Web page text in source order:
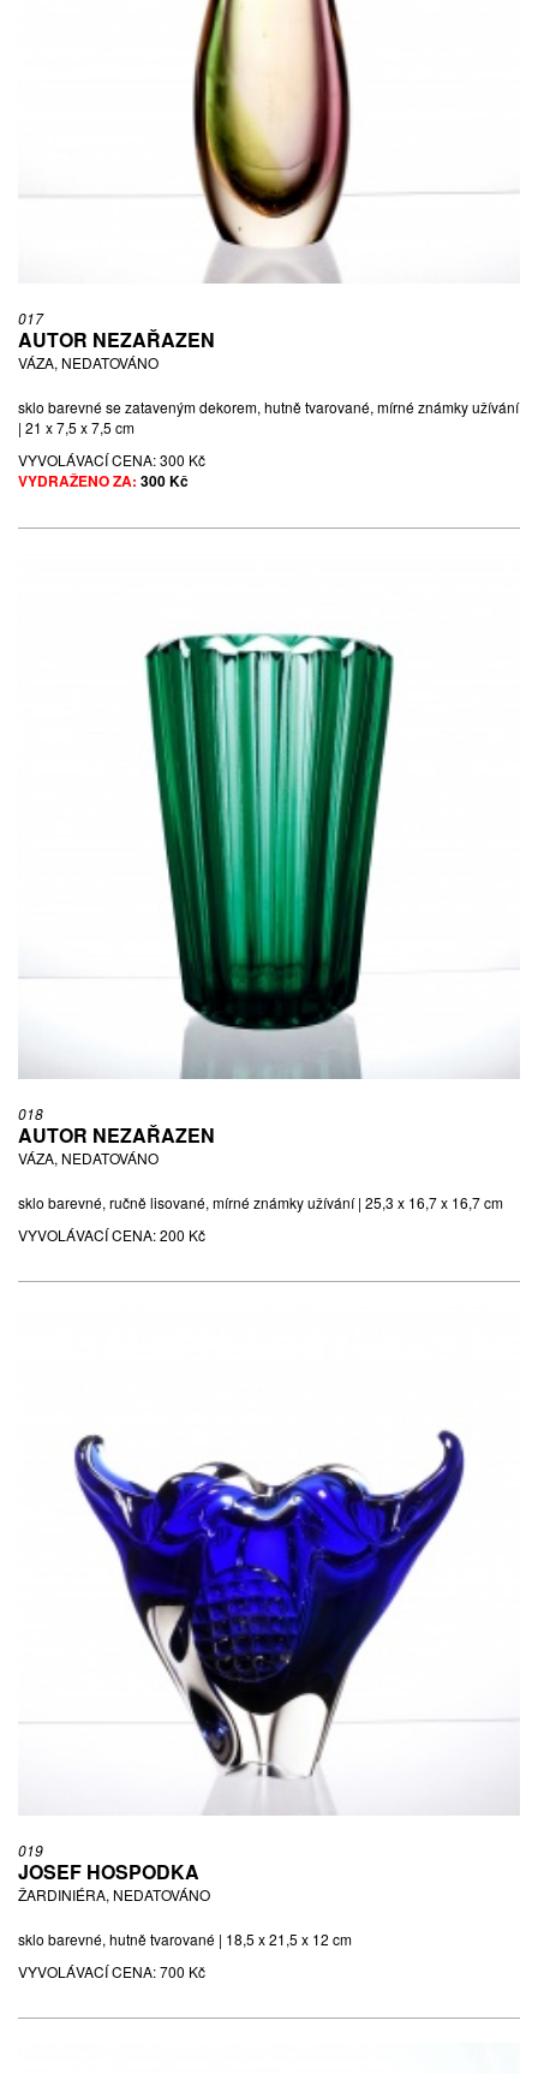
017
AUTOR NEZAŘAZEN
VÁZA, NEDATOVÁNO
sklo barevné se zataveným dekorem, hutně tvarované, mírné známky užívání
| 21 x 7,5 x 7,5 cm
VYVOLÁVACÍ CENA:300 Kč
VYDRAŽENO ZA: 300 Kč
018
AUTOR NEZAŘAZEN
VÁZA, NEDATOVÁNO
sklo barevné, ručně lisované, mírné známky užívání | 25,3 x 16,7 x 16,7 cm
VYVOLÁVACÍ CENA:200 Kč
019
JOSEF HOSPODKA
ŽARDINIÉRA, NEDATOVÁNO
sklo barevné, hutně tvarované | 18,5 x 21,5 x 12 cm
VYVOLÁVACÍ CENA:700 Kč